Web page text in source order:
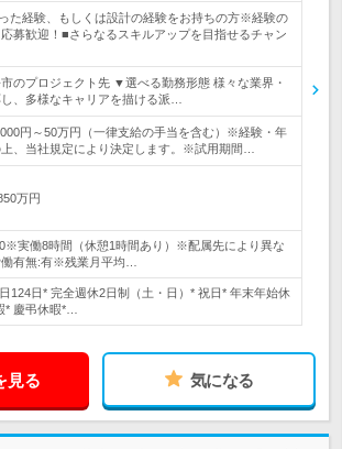
た経験、もしくは設計の経験をお持ちの方※経験の
募歓迎！■さらなるスキルアップを目指せるチャン
のプロジェクト先 ▼選べる勤務形態 様々な業界・
、多様なキャリアを描ける派…
円～50万円（一律支給の手当を含む）※経験・年
、当社規定により決定します。※試用期間…
万円
実働8時間（休憩1時間あり）※配属先により異な
働有無:有※残業月平均…
124日* 完全週休2日制（土・日）* 祝日* 年末年始休
* 慶弔休暇*…
見る 気になる